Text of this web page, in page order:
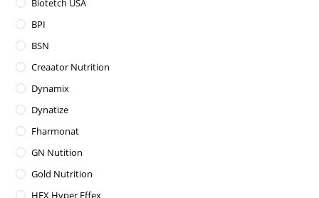
BPI
BSN
Creaator Nutrition
Dynamix
Dynatize
Fharmonat
GN Nutition
Gold Nutrition
HFX Hyper Effex